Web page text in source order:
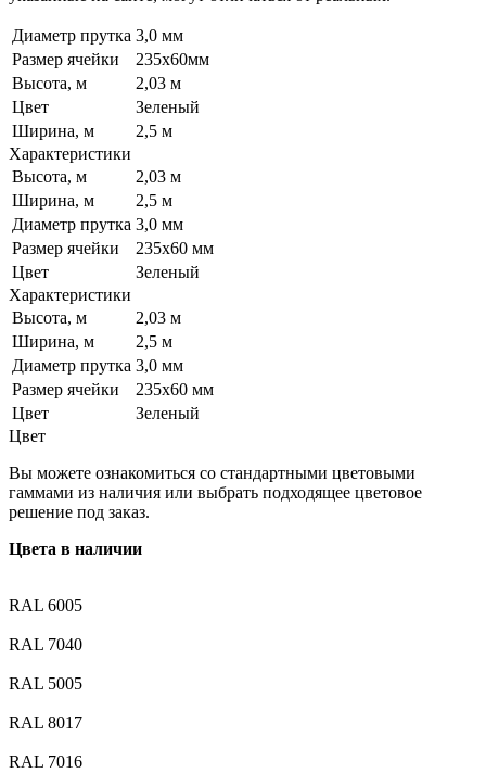
Диаметр прутка 3,0 мм
Размер ячейки
235х60мм
Высота, м
2,03 м
Цвет
Зеленый
Ширина, м
2,5 м
Характеристики
Высота, м
2,03 м
Ширина, м
2,5 м
Диаметр прутка 3,0 мм
Размер ячейки
235х60 мм
Цвет
Зеленый
Характеристики
Высота, м
2,03 м
Ширина, м
2,5 м
Диаметр прутка 3,0 мм
Размер ячейки
235х60 мм
Цвет
Зеленый
Цвет
Вы можете ознакомиться со стандартными цветовыми
гаммами из наличия или выбрать подходящее цветовое
решение под заказ.
Цвета в наличии
RAL 6005
RAL 7040
RAL 5005
RAL 8017
RAL 7016